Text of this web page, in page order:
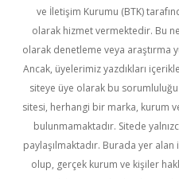
ve İletişim Kurumu (BTK)
olarak hizmet vermektedir. Bu
olarak denetleme veya araştırma
Ancak, üyelerimiz yazdıkları
siteye üye olarak bu
sitesi, herhangi bir marka, kurum
bulunmamaktadır. Sitede
paylaşılmaktadır. Burada yer
olup, gerçek kurum ve kişiler